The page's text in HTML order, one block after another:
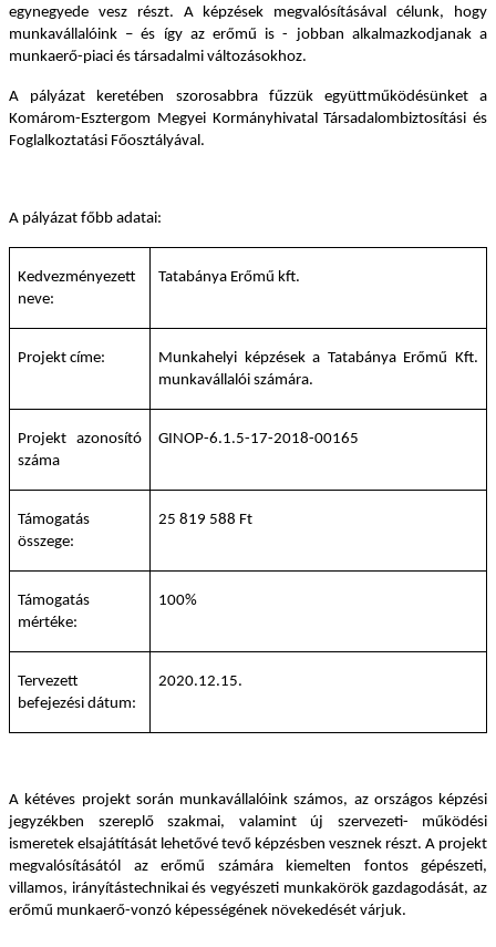
egynegyede vesz részt. A képzések megvalósításával célunk, hogy
munkavállalóink – és így az erőmű is - jobban alkalmazkodjanak a
munkaerő-piaci és társadalmi változásokhoz.
A pályázat keretében szorosabbra fűzzük együttműködésünket a
Komárom-Esztergom Megyei Kormányhivatal Társadalombiztosítási és
Foglalkoztatási Főosztályával.
A pályázat főbb adatai:
Kedvezményezett
neve:
Tatabánya Erőmű kft.
Projekt címe:
Munkahelyi képzések a Tatabánya Erőmű Kft.
munkavállalói számára.
Projekt azonosító
száma
GINOP-6.1.5-17-2018-00165
Támogatás
összege:
25 819 588 Ft
Támogatás
mértéke:
100%
Tervezett
befejezési dátum:
2020.12.15.
A kétéves projekt során munkavállalóink számos, az országos képzési
jegyzékben szereplő szakmai, valamint új szervezeti- működési
ismeretek elsajátítását lehetővé tevő képzésben vesznek részt. A projekt
megvalósításától az erőmű számára kiemelten fontos gépészeti,
villamos, irányítástechnikai és vegyészeti munkakörök gazdagodását, az
erőmű munkaerő-vonzó képességének növekedését várjuk.